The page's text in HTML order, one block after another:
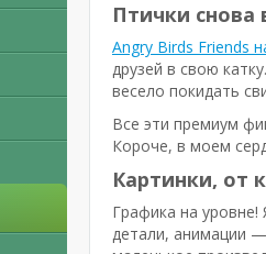
Птички снова
Angry Birds Friends
друзей в свою
весело покидать
Все эти премиум
Короче, в моем
Картинки, от
Графика на уровне!
детали, анимации